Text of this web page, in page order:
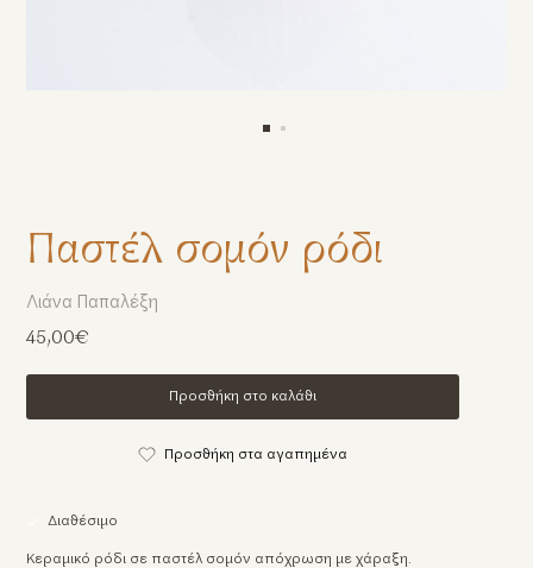
Λιάνα Παπαλέξη
45,00€
Προσθήκη στο καλάθι
Προσθήκη στα αγαπημένα
Διαθέσιμο
Κεραμικό ρόδι σε παστέλ σομόν απόχρωση με χάραξη.
Παστέλ σομόν ρόδι